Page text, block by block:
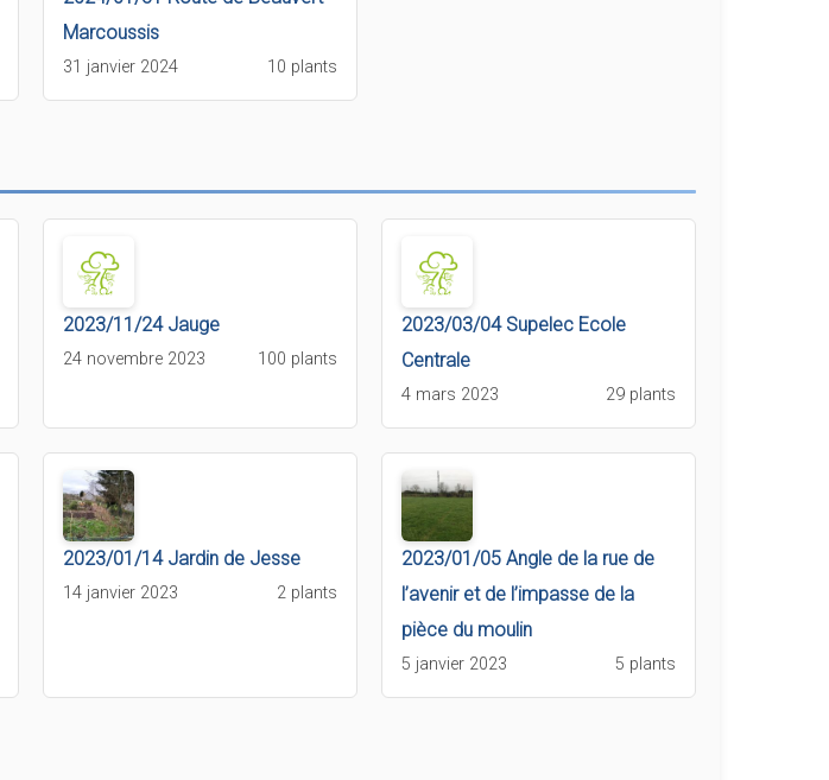
Marcoussis
31 janvier 2024 10 plants
2023/11/24 Jauge
24 novembre 2023 100 plants
2023/03/04 Supelec Ecole
Centrale
4 mars 2023 29 plants
2023/01/14 Jardin de Jesse
14 janvier 2023 2 plants
2023/01/05 Angle de la rue de
l’avenir et de l’impasse de la
pièce du moulin
5 janvier 2023 5 plants